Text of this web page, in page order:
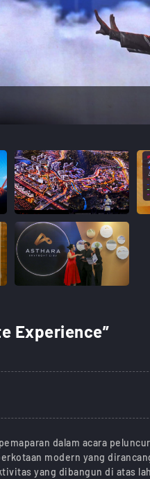
Experience”
dalam acara
modern yang
yang dibangun di atas